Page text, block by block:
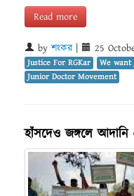
Read more
byশংকর| 25
Justice For RGKar We want
Junior Doctor Movement
হাঁসদেও জঙ্গলে আদানি